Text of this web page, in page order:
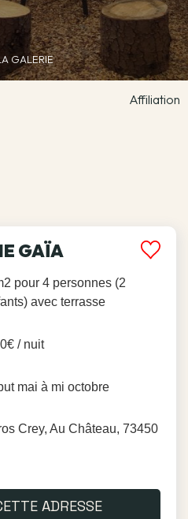
GALERIE
Affiliation
GAÏA
pour 4 personnes (2
avec terrasse
/ nuit
mai à mi octobre
Crey, Au Château, 73450
ADRESSE